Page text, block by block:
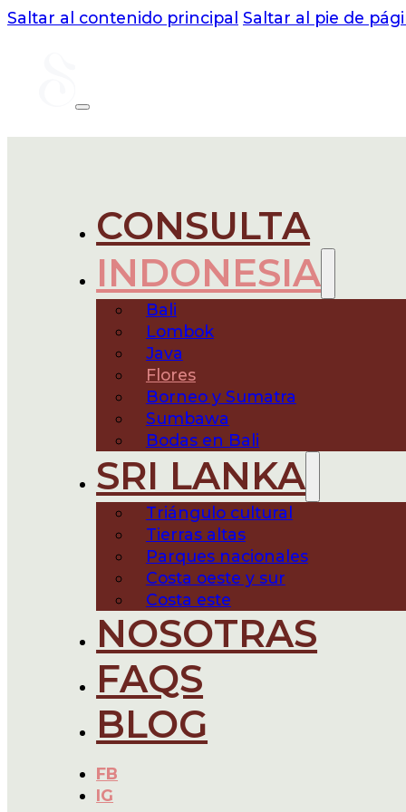
Saltar al contenido principal Saltar al pie de
CONSULTA
INDONESIA
Bali
Lombok
Java
Flores
Borneo y Sumatra
Sumbawa
Bodas en Bali
SRI LANKA
Triángulo cultural
Tierras altas
Parques nacionales
Costa oeste y sur
Costa este
NOSOTRAS
FAQS
BLOG
FB
IG